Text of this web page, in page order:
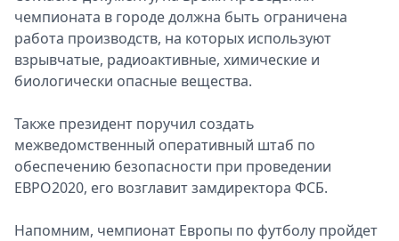
чемпионата в городе должна быть ограничена
работа производств, на которых используют
взрывчатые, радиоактивные, химические и
биологически опасные вещества.
Также президент поручил создать
межведомственный оперативный штаб по
обеспечению безопасности при проведении
ЕВРО2020, его возглавит замдиректора ФСБ.
Напомним, чемпионат Европы по футболу пройдет